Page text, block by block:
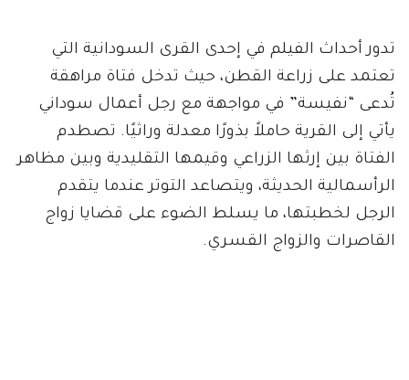
تدور أحداث الفيلم في إحدى القرى السودانية التي
تعتمد على زراعة القطن، حيث تدخل فتاة مراهقة
تُدعى “نفيسة” في مواجهة مع رجل أعمال سوداني
يأتي إلى القرية حاملاً بذورًا معدلة وراثيًا. تصطدم
الفتاة بين إرثها الزراعي وقيمها التقليدية وبين مظاهر
الرأسمالية الحديثة، ويتصاعد التوتر عندما يتقدم
الرجل لخطبتها، ما يسلط الضوء على قضايا زواج
القاصرات والزواج القسري.